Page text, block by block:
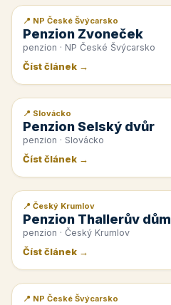
📰 PR článek
📍 NP České Švýcarsko
Penzion Zvoneček
penzion · NP České Švýcarsko
Číst článek →
📰 PR článek
📍 Slovácko
Penzion Selský dvůr
penzion · Slovácko
Číst článek →
📰 PR článek
📍 Český Krumlov
Penzion Thallerův dům
penzion · Český Krumlov
Číst článek →
📰 PR článek
📍 NP České Švýcarsko